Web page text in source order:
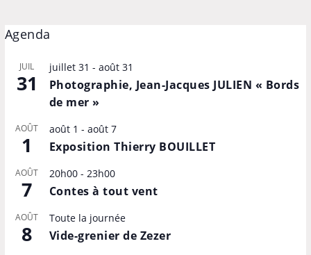
Agenda
JUIL
31
juillet 31 - août 31
Photographie, Jean-Jacques JULIEN « Bords
de mer »
AOÛT
1
août 1 - août 7
Exposition Thierry BOUILLET
AOÛT
7
20h00- 23h00
Contes à tout vent
AOÛT
8
Toute la journée
Vide-grenier de Zezer